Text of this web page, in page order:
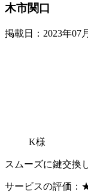
木市関口
掲載日：2023年07
K様
スムーズに鍵交換
サービスの評価：